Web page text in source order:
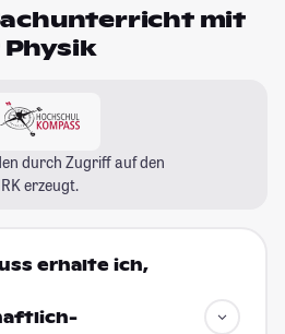
mit
durch Zugriff auf den
erzeugt.
erhalte ich,